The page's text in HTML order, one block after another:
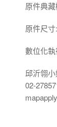
原件典
原件尺
數位化
邱沂翎小
02-